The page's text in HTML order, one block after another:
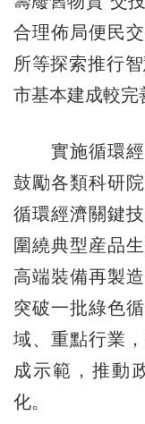
合理佈局便民
所等探索推行
市基本建成較完
實施循環經
鼓勵各類科研
循環經濟關鍵
圍繞典型産品
高端裝備再製
突破一批綠色
域、重點行業
成示範，推動
化。